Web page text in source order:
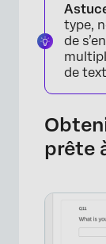
type,
de
de
prête